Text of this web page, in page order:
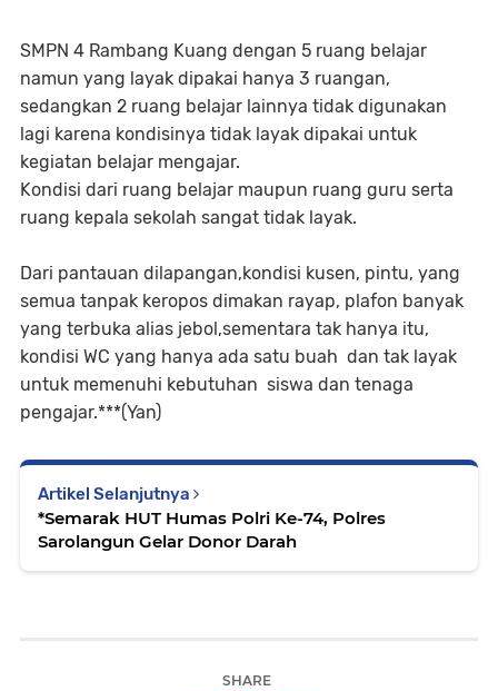
SMPN 4 Rambang Kuang dengan 5 ruang belajar
namun yang layak dipakai hanya 3 ruangan,
sedangkan 2 ruang belajar lainnya tidak digunakan
lagi karena kondisinya tidak layak dipakai untuk
kegiatan belajar mengajar.
Kondisi dari ruang belajar maupun ruang guru serta
ruang kepala sekolah sangat tidak layak.
Dari pantauan dilapangan,kondisi kusen, pintu, yang
semua tanpak keropos dimakan rayap, plafon banyak
yang terbuka alias jebol,sementara tak hanya itu,
kondisi WC yang hanya ada satu buah dan tak layak
untuk memenuhi kebutuhan siswa dan tenaga
pengajar.***(Yan)
Artikel Selanjutnya
*Semarak HUT Humas Polri Ke-74, Polres
Sarolangun Gelar Donor Darah
SHARE